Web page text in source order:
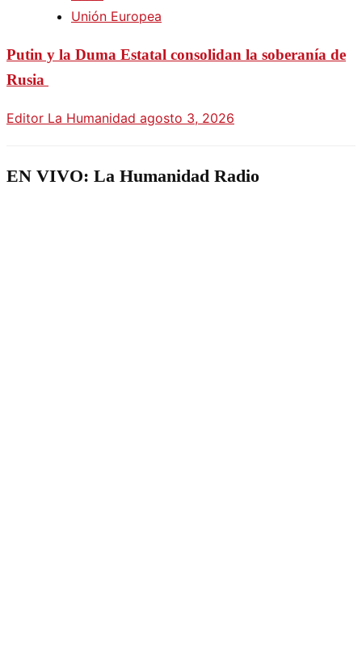
Unión Europea
Putin y la Duma Estatal consolidan la soberanía de
Rusia
Editor La Humanidad agosto 3, 2026
EN VIVO: La Humanidad Radio